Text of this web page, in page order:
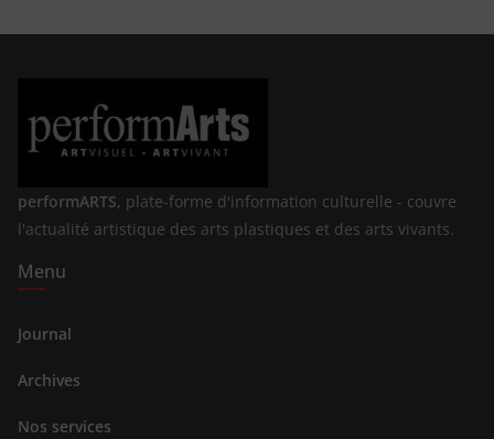
performARTS, plate-forme d'information culturelle - couvre
l'actualité artistique des arts plastiques et des arts vivants.
Menu
Journal
Archives
Nos services